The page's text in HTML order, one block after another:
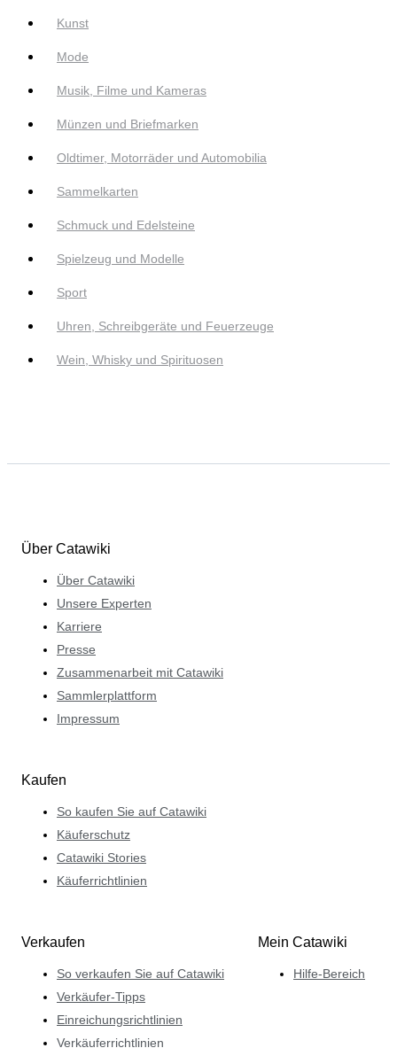
Kunst
Mode
Musik, Filme und Kameras
Münzen und Briefmarken
Oldtimer, Motorräder und Automobilia
Sammelkarten
Schmuck und Edelsteine
Spielzeug und Modelle
Sport
Uhren, Schreibgeräte und Feuerzeuge
Wein, Whisky und Spirituosen
Über Catawiki
Über Catawiki
Unsere Experten
Karriere
Presse
Zusammenarbeit mit Catawiki
Sammlerplattform
Impressum
Kaufen
So kaufen Sie auf Catawiki
Käuferschutz
Catawiki Stories
Käuferrichtlinien
Verkaufen
So verkaufen Sie auf Catawiki
Verkäufer-Tipps
Einreichungsrichtlinien
Verkäuferrichtlinien
Mein Catawiki
Hilfe-Bereich